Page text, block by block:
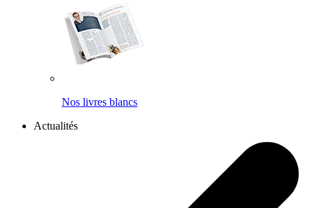
Nos livres blancs
Actualités